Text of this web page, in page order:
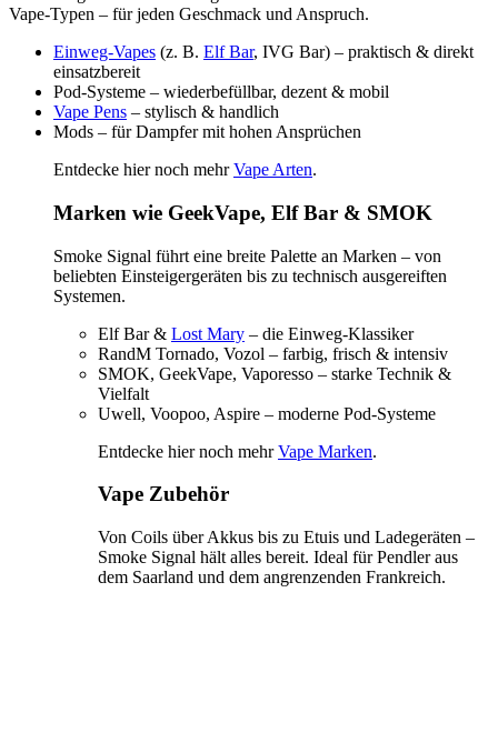
Vape-Typen – für jeden Geschmack und Anspruch.
Einweg-Vapes (z. B. Elf Bar, IVG Bar) – praktisch & direkt
einsatzbereit
Pod-Systeme – wiederbefüllbar, dezent & mobil
Vape Pens – stylisch & handlich
Mods – für Dampfer mit hohen Ansprüchen
Entdecke hier noch mehrVape Arten.
Marken wie GeekVape, Elf Bar & SMOK
Smoke Signal führt eine breite Palette an Marken – von
beliebten Einsteigergeräten bis zu technisch ausgereiften
Systemen.
Elf Bar & Lost Mary – die Einweg-Klassiker
RandM Tornado, Vozol – farbig, frisch & intensiv
SMOK, GeekVape, Vaporesso – starke Technik &
Vielfalt
Uwell, Voopoo, Aspire – moderne Pod-Systeme
Entdecke hier noch mehrVape Marken.
Vape Zubehör
Von Coils über Akkus bis zu Etuis und Ladegeräten –
Smoke Signal hält alles bereit. Ideal für Pendler aus
dem Saarland und dem angrenzenden Frankreich.